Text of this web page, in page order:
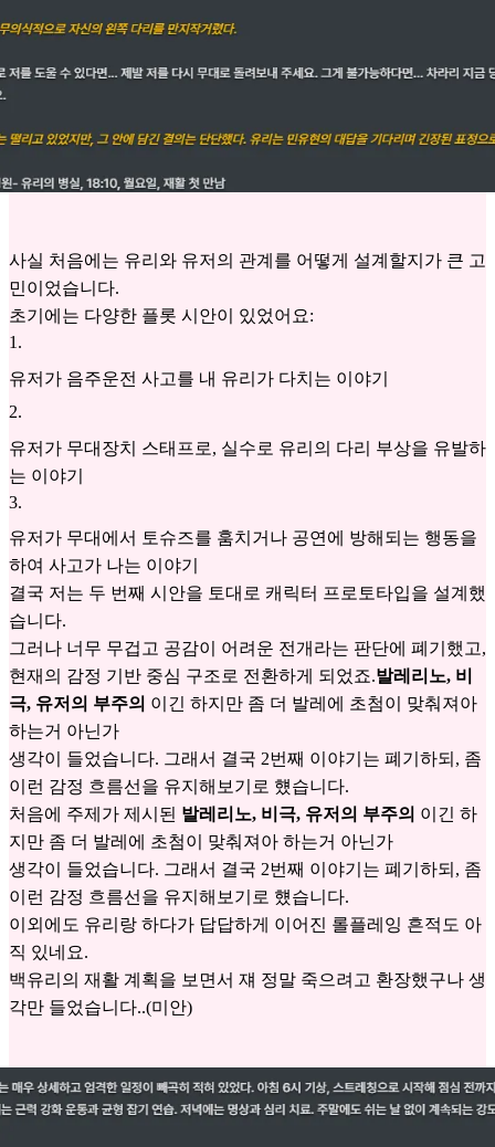
사실 처음에는 유리와 유저의 관계를 어떻게 설계할지가 큰 고
민이었습니다.
초기에는 다양한 플롯 시안이 있었어요:
1 .
유저가 음주운전 사고를 내 유리가 다치는 이야기
2.
유저가 무대장치 스태프로, 실수로 유리의 다리 부상을 유발하
는 이야기
3.
유저가 무대에서 토슈즈를 훔치거나 공연에 방해되는 행동을
하여 사고가 나는 이야기
결국 저는 두 번째 시안을 토대로 캐릭터 프로토타입을 설계했
습니다.
그러나 너무 무겁고 공감이 어려운 전개라는 판단에 폐기했고,
현재의 감정 기반 중심 구조로 전환하게 되었죠.발레리노, 비
극, 유저의 부주의 이긴 하지만 좀 더 발레에 초첨이 맞춰져아
하는거 아닌가
생각이 들었습니다. 그래서 결국 2번째 이야기는 폐기하되, 좀
이런 감정 흐름선을 유지해보기로 헀습니다.
처음에 주제가 제시된 발레리노, 비극, 유저의 부주의 이긴 하
지만 좀 더 발레에 초첨이 맞춰져아 하는거 아닌가
생각이 들었습니다. 그래서 결국 2번째 이야기는 폐기하되, 좀
이런 감정 흐름선을 유지해보기로 헀습니다.
이외에도 유리랑 하다가 답답하게 이어진 롤플레잉 흔적도 아
직 있네요.
백유리의 재활 계획을 보면서 쟤 정말 죽으려고 환장했구나 생
각만 들었습니다..(미안)